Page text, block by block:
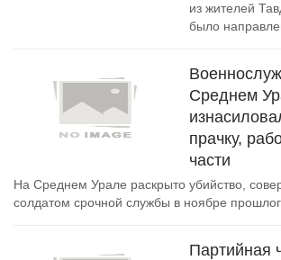
из жителей
было
Среднем
прачку,
части
На Среднем Урале раскрыто убийство,
солдатом срочной службы в ноябре
Партийная